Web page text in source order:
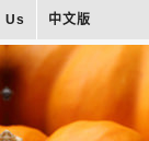
Us 中文版